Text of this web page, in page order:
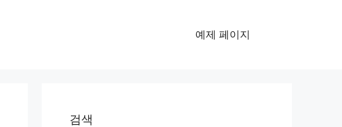
예제 페이지
검색